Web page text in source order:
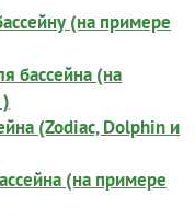
(на примере
бассейна (на
(Zodiac, Dolphin и
(на примере